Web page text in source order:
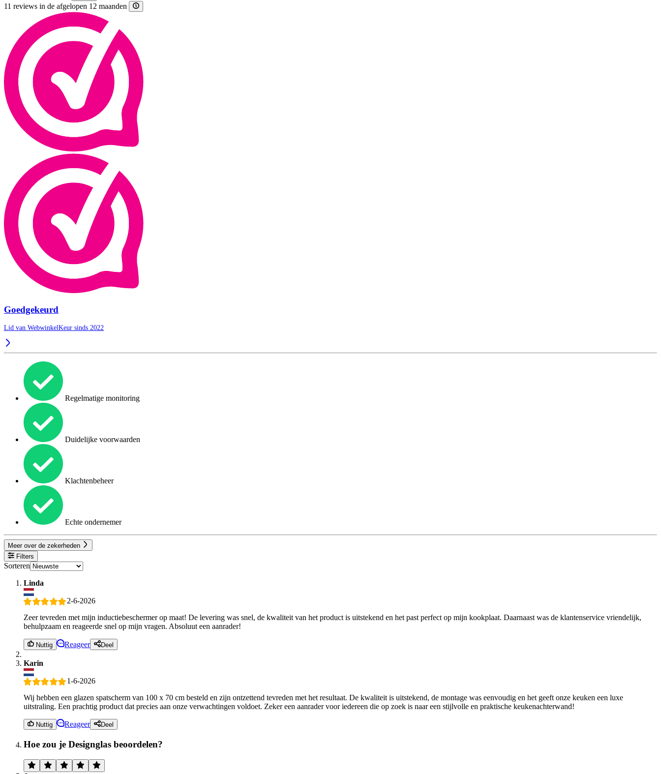
11 reviews in de afgelopen 12 maanden
Goedgekeurd
Lid van WebwinkelKeur sinds 2022
Regelmatige monitoring
Duidelijke voorwaarden
Klachtenbeheer
Echte ondernemer
Meer over de zekerheden
Filters
Sorteren
Linda
2-6-2026
Zeer tevreden met mijn inductiebeschermer op maat! De levering was snel, de kwaliteit van het product is uitstekend en het past perfect op mijn kookplaat. Daarnaast was de klantenservice vriendelijk,
behulpzaam en reageerde snel op mijn vragen. Absoluut een aanrader!
Nuttig Reageer Deel
Karin
1-6-2026
Wij hebben een glazen spatscherm van 100 x 70 cm besteld en zijn ontzettend tevreden met het resultaat. De kwaliteit is uitstekend, de montage was eenvoudig en het geeft onze keuken een luxe
uitstraling. Een prachtig product dat precies aan onze verwachtingen voldoet. Zeker een aanrader voor iedereen die op zoek is naar een stijlvolle en praktische keukenachterwand!
Nuttig Reageer Deel
Hoe zou je Designglas beoordelen?